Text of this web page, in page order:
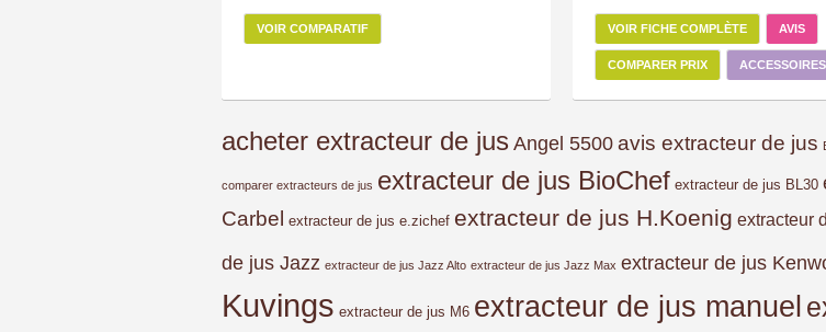
VOIR COMPARATIF VOIR FICHE COMPLÈTE AVIS
COMPARER PRIX ACCESSOIRES
acheter extracteur de jus Angel 5500 avis extracteur de jus
comparer extracteurs de jus extracteur de jus BioChef extracteur de jus BL30
Carbel extracteur de jus e.zichef extracteur de jus H.Koenig extracteur
de jus Jazz extracteur de jus Jazz Alto extracteur de jus Jazz Max extracteur de jus
Kuvings extracteur de jus M6 extracteur de jus manuel